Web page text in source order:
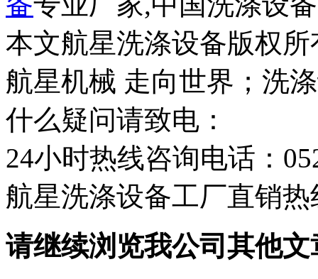
本文航星洗涤设备版权
航星机械 走向世界；洗
什么疑问请致电：
24小时热线咨询电话：
航星洗涤设备工厂直销热
请继续浏览我公司其他文